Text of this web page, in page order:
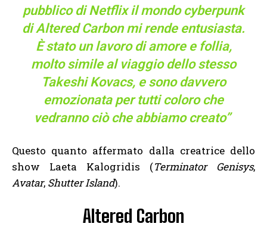
pubblico di Netflix il mondo cyberpunk
di Altered Carbon mi rende entusiasta.
È stato un lavoro di amore e follia,
molto simile al viaggio dello stesso
Takeshi Kovacs, e sono davvero
emozionata per tutti coloro che
vedranno ciò che abbiamo creato”
Questo quanto affermato dalla creatrice dello
show Laeta Kalogridis (Terminator Genisys,
Avatar, Shutter Island).
Altered Carbon